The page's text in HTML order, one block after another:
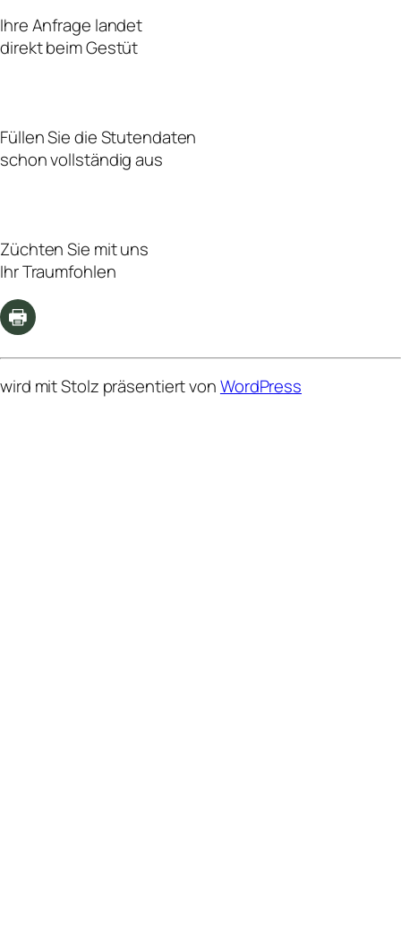
Ihre Anfrage landet
direkt beim Gestüt
Füllen Sie die Stutendaten
schon vollständig aus
Züchten Sie mit uns
Ihr Traumfohlen
wird mit Stolz präsentiert vonWordPress